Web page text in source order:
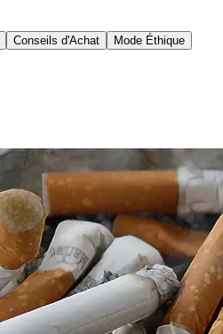
Conseils d'Achat
Mode Éthique